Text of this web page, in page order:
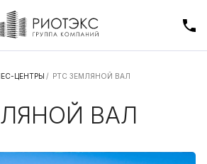
ЦЕНТРЫ / РТС ЗЕМЛЯНОЙ ВАЛ
ВАЛ